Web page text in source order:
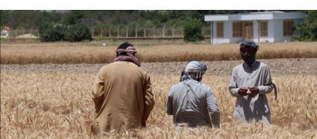
اجازه نمی‌دهد از خاک افغانستان علیه امنیت هیچ کشور دیگری
استفاده شود.